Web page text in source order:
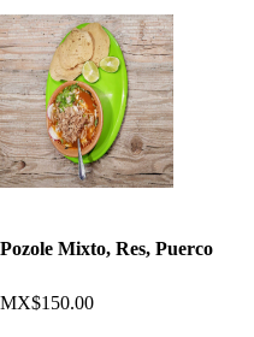
Pozole Mixto, Res, Puerco
MX$150.00